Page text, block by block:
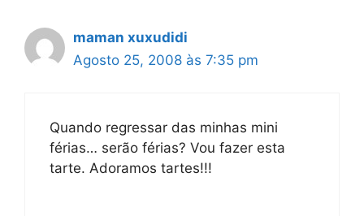
maman xuxudidi
Agosto 25, 2008 às 7:35 pm
Quando regressar das minhas mini
férias… serão férias? Vou fazer esta
tarte. Adoramos tartes!!!